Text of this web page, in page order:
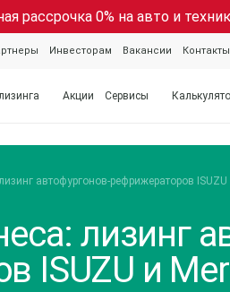
рассрочка 0% на авто и
Инвесторам Вакансии Контакты
Акции Сервисы
автофургонов-рефрижераторов
лизинг
ISUZU и